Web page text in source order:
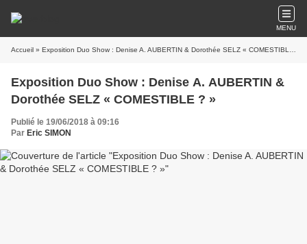
MENU
Accueil » Exposition Duo Show : Denise A. AUBERTIN & Dorothée SELZ « COMESTIBLE ? »
Exposition Duo Show : Denise A. AUBERTIN &
Dorothée SELZ « COMESTIBLE ? »
Publié le 19/06/2018 à 09:16
Par Eric SIMON